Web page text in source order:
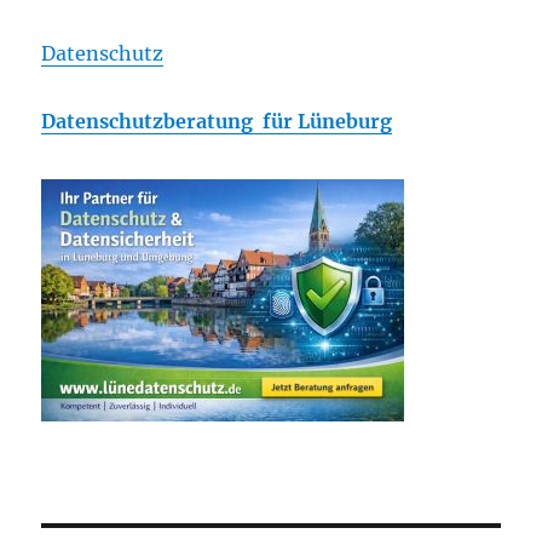
Datenschutz
Datenschutzberatung für Lüneburg